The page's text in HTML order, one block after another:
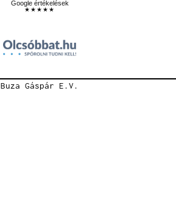
Google értékelések
★★★★★
Buza Gáspár E.V.